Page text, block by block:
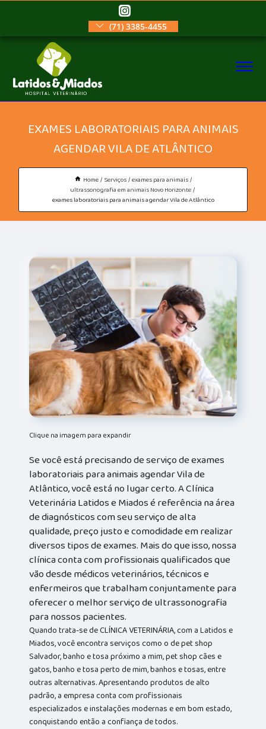
(71) 3385-4455
EXAMES LABORATORIAIS PARA ANIMAIS
AGENDAR VILA DE ATLÂNTICO
Home Serviços exames para animais
ultrassonografia em animais Novo Horizonte
exames laboratoriais para animais agendar Vila de Atlântico
Clique na imagem para expandir
Se você está precisando de serviço de exames
laboratoriais para animais agendar Vila de
Atlântico, você está no lugar certo. A Clínica
Veterinária Latidos e Miados é referência na área
de diagnósticos com seu serviço de alta
qualidade, preço justo e comodidade em realizar
diversos tipos de exames. Mais do que isso, nossa
clínica conta com profissionais qualificados que
vão desde médicos veterinários, técnicos e
enfermeiros que trabalham conjuntamente para
oferecer o melhor serviço de ultrassonografia
para nossos pacientes.
Quando trata-se de CLÍNICA VETERINÁRIA, com a Latidos e
Miados, você encontra serviços como o de pet shop
Salvador, banho e tosa próximo a mim, pet shop cães e
gatos, banho e tosa perto de mim, banhos e tosas, entre
outras alternativas. Apresentando produtos de alto
padrão, a empresa conta com profissionais
especializados e instalações modernas e em bom estado,
conquistando então a confiança de todos.